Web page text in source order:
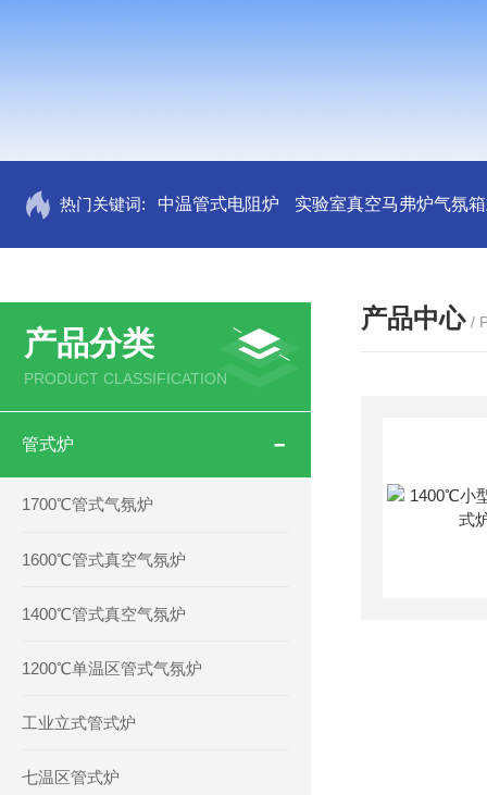
热门关键词: 中温管式电阻炉 实验室真空马弗炉气氛
产品分类
PRODUCT CLASSIFICATION
管式炉
1700℃管式气氛炉
1600℃管式真空气氛炉
1400℃管式真空气氛炉
1200℃单温区管式气氛炉
工业立式管式炉
七温区管式炉
产品中心 /